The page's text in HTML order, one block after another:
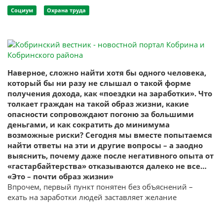
Социум Охрана труда
Наверное, сложно найти хотя бы одного человека,
который бы ни разу не слышал о такой форме
получения дохода, как «поездки на заработки». Что
толкает граждан на такой образ жизни, какие
опасности сопровождают погоню за большими
деньгами, и как сократить до минимума
возможные риски? Сегодня мы вместе попытаемся
найти ответы на эти и другие вопросы – а заодно
выяснить, почему даже после негативного опыта от
«гастарбайтерства» отказываются далеко не все…
«Это – почти образ жизни»
Впрочем, первый пункт понятен без объяснений –
ехать на заработки людей заставляет желание